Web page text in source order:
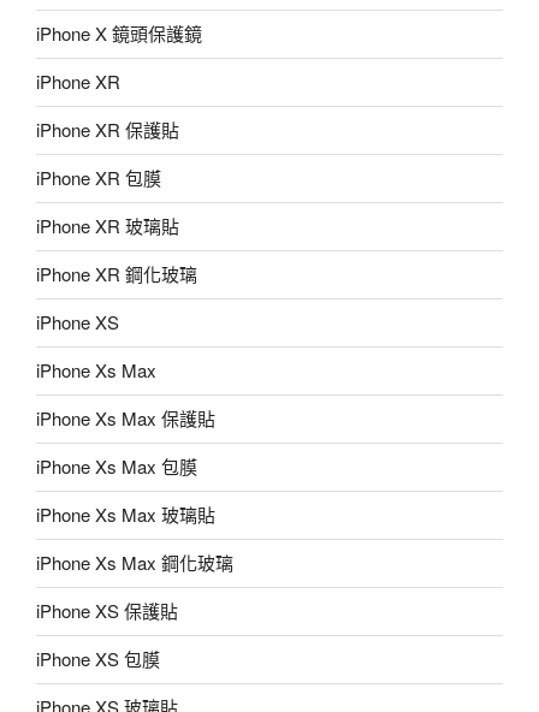
iPhone X 鏡頭保護鏡
iPhone XR
iPhone XR 保護貼
iPhone XR 包膜
iPhone XR 玻璃貼
iPhone XR 鋼化玻璃
iPhone XS
iPhone Xs Max
iPhone Xs Max 保護貼
iPhone Xs Max 包膜
iPhone Xs Max 玻璃貼
iPhone Xs Max 鋼化玻璃
iPhone XS 保護貼
iPhone XS 包膜
iPhone XS 玻璃貼